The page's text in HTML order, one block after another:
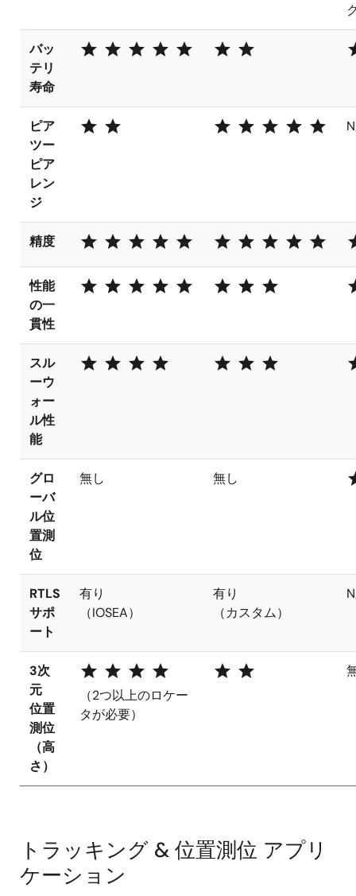
バッ
テリ
寿命
star star star star star star star
ピア
ツー
ピア
レン
ジ
star star star star star star star
精度 star star star star star star star star star star
性能
の一
貫性
star star star star star star star star
スル
ーウ
ォー
ル性
能
star star star star star star star
グロ
ーバ
ル位
置測
位
無し 無し
RTLS
サポ
ート
有り
（IOSEA）
有り
（カスタム）
3次
元
位置
測位
（高
さ）
star star star star
（2つ以上のロケー
タが必要）
star star
トラッキング & 位置測位 アプリ
ケーション